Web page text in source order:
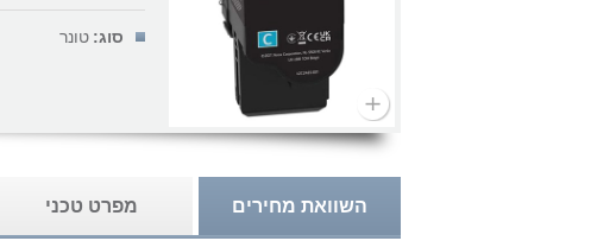
סוג: טונר
השוואת מחירים מפרט טכני